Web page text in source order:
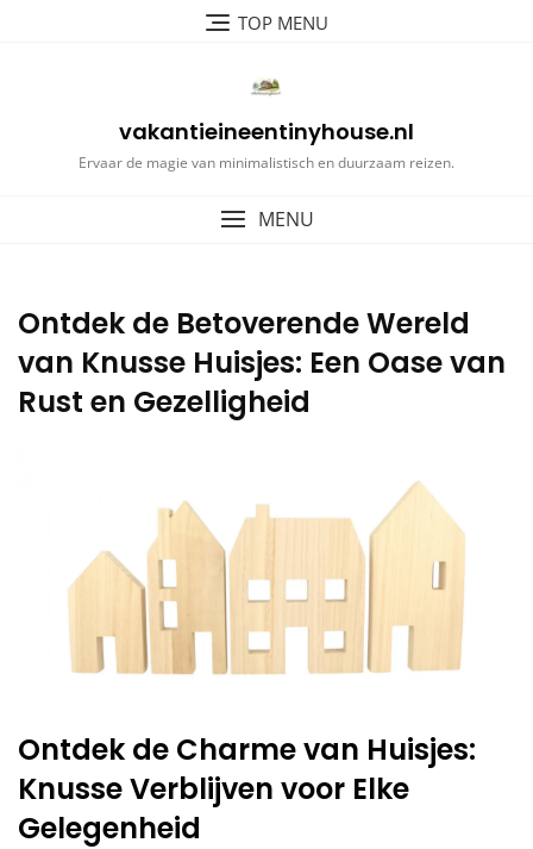
TOP MENU
vakantieineentinyhouse.nl
Ervaar de magie van minimalistisch en duurzaam reizen.
MENU
Ontdek de Betoverende Wereld
van Knusse Huisjes: Een Oase van
Rust en Gezelligheid
Ontdek de Charme van Huisjes:
Knusse Verblijven voor Elke
Gelegenheid